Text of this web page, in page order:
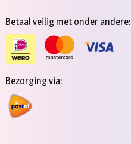
Betaal veilig met onder andere:
Bezorging via: